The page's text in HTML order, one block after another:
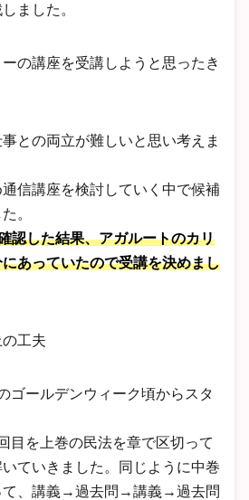
ました。
の講座を受講しようと思ったき
との両立が難しいと思い考えま
信講座を検討していく中で候補
。
認した結果、アガルートのカリ
あっていたので受講を決めまし
工夫
ゴールデンウィーク頃からスタ
目を上巻の民法を章で区切って
ていきました。同じように中巻
て、講義→過去問→講義→過去問